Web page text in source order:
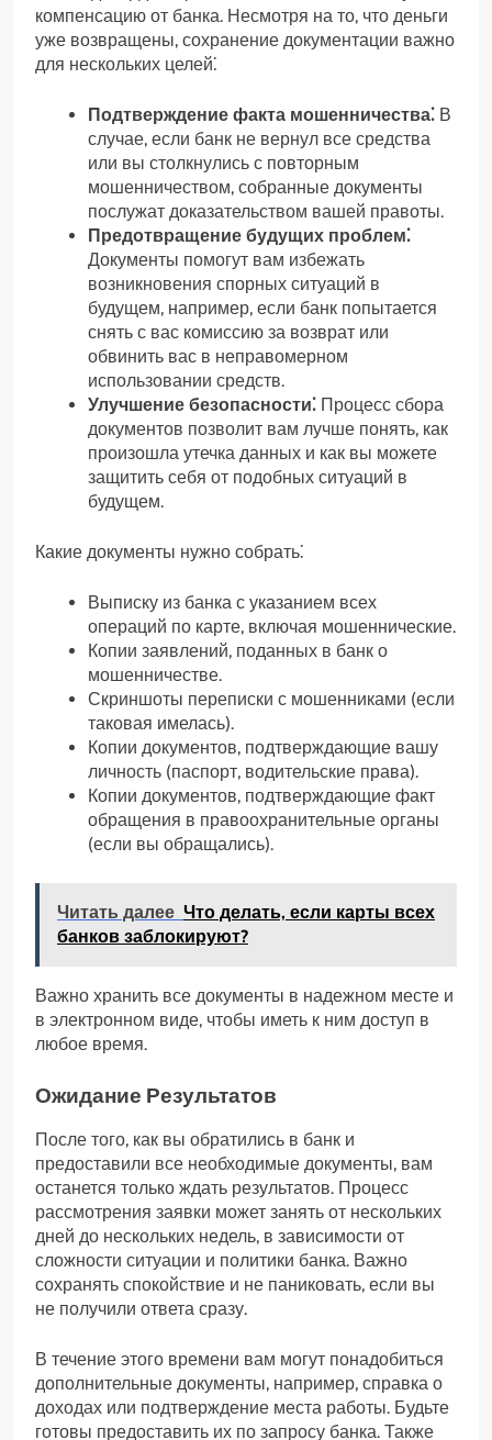
компенсацию от банка. Несмотря на то, что деньги
уже возвращены, сохранение документации важно
для нескольких целей⁚
Подтверждение факта мошенничества⁚ В
случае, если банк не вернул все средства
или вы столкнулись с повторным
мошенничеством, собранные документы
послужат доказательством вашей правоты.
Предотвращение будущих проблем⁚
Документы помогут вам избежать
возникновения спорных ситуаций в
будущем, например, если банк попытается
снять с вас комиссию за возврат или
обвинить вас в неправомерном
использовании средств.
Улучшение безопасности⁚ Процесс сбора
документов позволит вам лучше понять, как
произошла утечка данных и как вы можете
защитить себя от подобных ситуаций в
будущем.
Какие документы нужно собрать⁚
Выписку из банка с указанием всех
операций по карте, включая мошеннические.
Копии заявлений, поданных в банк о
мошенничестве.
Скриншоты переписки с мошенниками (если
таковая имелась).
Копии документов, подтверждающие вашу
личность (паспорт, водительские права).
Копии документов, подтверждающие факт
обращения в правоохранительные органы
(если вы обращались).
Читать далее Что делать, если карты всех
банков заблокируют?
Важно хранить все документы в надежном месте и
в электронном виде, чтобы иметь к ним доступ в
любое время.
Ожидание Результатов
После того, как вы обратились в банк и
предоставили все необходимые документы, вам
останется только ждать результатов. Процесс
рассмотрения заявки может занять от нескольких
дней до нескольких недель, в зависимости от
сложности ситуации и политики банка. Важно
сохранять спокойствие и не паниковать, если вы
не получили ответа сразу.
В течение этого времени вам могут понадобиться
дополнительные документы, например, справка о
доходах или подтверждение места работы. Будьте
готовы предоставить их по запросу банка. Также